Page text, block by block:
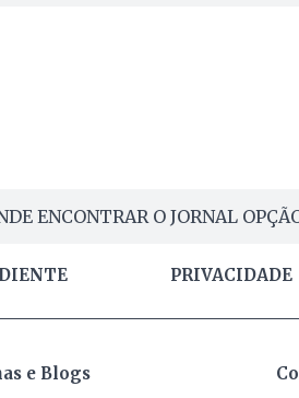
ENCONTRAR O JORNAL
PRIVACIDADE
e Blogs